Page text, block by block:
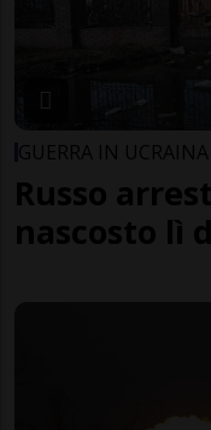
GUERRA IN UCRAINA
Russo
nascosto lì